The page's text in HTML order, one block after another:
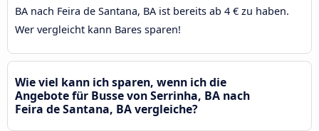
BA nach Feira de Santana, BA ist bereits ab 4 € zu haben.
Wer vergleicht kann Bares sparen!
Wie viel kann ich sparen, wenn ich die
Angebote für Busse von Serrinha, BA nach
Feira de Santana, BA vergleiche?